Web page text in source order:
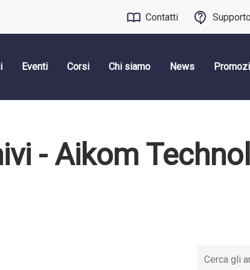
Contatti Supporto
Eventi Corsi Chi siamo News
- Aikom